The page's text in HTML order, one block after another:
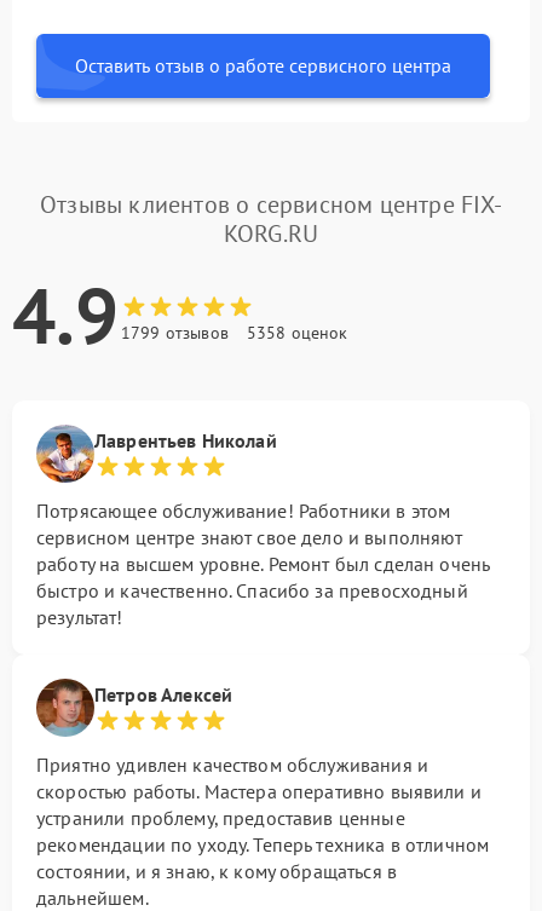
Оставить отзыв о работе сервисного центра
Отзывы клиентов о сервисном центре FIX-
KORG.RU
4.9 1799 отзывов 5358 оценок
Лаврентьев Николай
Потрясающее обслуживание! Работники в этом
сервисном центре знают свое дело и выполняют
работу на высшем уровне. Ремонт был сделан очень
быстро и качественно. Спасибо за превосходный
результат!
Петров Алексей
Приятно удивлен качеством обслуживания и
скоростью работы. Мастера оперативно выявили и
устранили проблему, предоставив ценные
рекомендации по уходу. Теперь техника в отличном
состоянии, и я знаю, к кому обращаться в
дальнейшем.